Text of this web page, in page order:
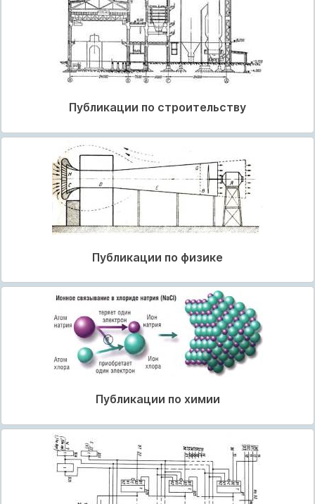
Публикации по строительству
Публикации по физике
Публикации по химии